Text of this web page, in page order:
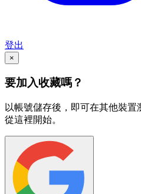
登出
×
要加入收藏嗎？
以帳號儲存後，即可在其他裝
從這裡開始。